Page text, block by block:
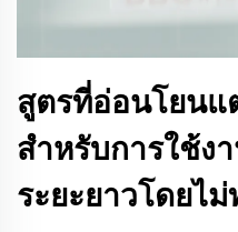
สูตรที่อ่อนโยนแ
สำหรับการใช้ง
ระยะยาวโดยไ